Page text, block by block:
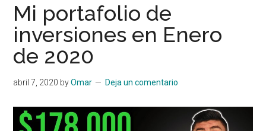
Mi portafolio de
inversiones en Enero
de 2020
abril 7, 2020 byOmar Deja un comentario